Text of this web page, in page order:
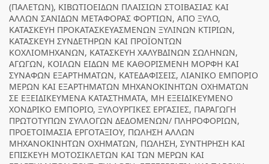
(ΠΑΛΕΤΩΝ), ΚΙΒΩΤΙΟΕΙΔΩΝ ΠΛΑΙΣΙΩΝ ΣΤΟΙΒΑΣΙΑΣ ΚΑΙ
ΑΛΛΩΝ ΣΑΝΙΔΩΝ ΜΕΤΑΦΟΡΑΣ ΦΟΡΤΙΩΝ, ΑΠΟ ΞΥΛΟ,
ΚΑΤΑΣΚΕΥΗ ΠΡΟΚΑΤΑΣΚΕΥΑΣΜΕΝΩΝ ΞΥΛΙΝΩΝ ΚΤΙΡΙΩΝ,
ΚΑΤΑΣΚΕΥΗ ΣΥΝΔΕΤΗΡΩΝ ΚΑΙ ΠΡΟΪΟΝΤΩΝ
ΚΟΧΛΙΟΜΗΧΑΝΩΝ, ΚΑΤΑΣΚΕΥΗ ΧΑΛΥΒΔΙΝΩΝ ΣΩΛΗΝΩΝ,
ΑΓΩΓΩΝ, ΚΟΙΛΩΝ ΕΙΔΩΝ ΜΕ ΚΑΘΟΡΙΣΜΕΝΗ ΜΟΡΦΗ ΚΑΙ
ΣΥΝΑΦΩΝ ΕΞΑΡΤΗΜΑΤΩΝ, ΚΑΤΕΔΑΦΙΣΕΙΣ, ΛΙΑΝΙΚΟ ΕΜΠΟΡΙΟ
ΜΕΡΩΝ ΚΑΙ ΕΞΑΡΤΗΜΑΤΩΝ ΜΗΧΑΝΟΚΙΝΗΤΩΝ ΟΧΗΜΑΤΩΝ
ΣΕ ΕΞΕΙΔΙΚΕΥΜΕΝΑ ΚΑΤΑΣΤΗΜΑΤΑ, ΜΗ ΕΞΕΙΔΙΚΕΥΜΕΝΟ
ΧΟΝΔΡΙΚΟ ΕΜΠΟΡΙΟ, ΞΥΛΟΥΡΓΙΚΕΣ ΕΡΓΑΣΙΕΣ, ΠΑΡΑΓΩΓΗ
ΠΡΩΤΟΤΥΠΩΝ ΣΥΛΛΟΓΩΝ ΔΕΔΟΜΕΝΩΝ/ ΠΛΗΡΟΦΟΡΙΩΝ,
ΠΡΟΕΤΟΙΜΑΣΙΑ ΕΡΓΟΤΑΞΙΟΥ, ΠΩΛΗΣΗ ΑΛΛΩΝ
ΜΗΧΑΝΟΚΙΝΗΤΩΝ ΟΧΗΜΑΤΩΝ, ΠΩΛΗΣΗ, ΣΥΝΤΗΡΗΣΗ ΚΑΙ
ΕΠΙΣΚΕΥΗ ΜΟΤΟΣΙΚΛΕΤΩΝ ΚΑΙ ΤΩΝ ΜΕΡΩΝ ΚΑΙ